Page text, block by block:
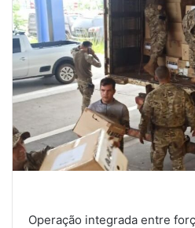
Operação integrada entre